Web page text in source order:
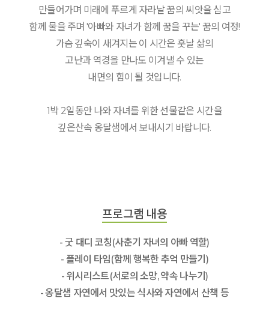
만들어가며 미래에 푸르게 자라날 꿈의 씨앗을 심고
함께 물을 주며 '아빠와 자녀가 함께 꿈을 꾸는' 꿈의 여정!
가슴 깊숙이 새겨지는 이 시간은 훗날 삶의
고난과 역경을 만나도 이겨낼 수 있는
내면의 힘이 될 것입니다.
1박 2일동안 나와 자녀를 위한 선물같은 시간을
깊은산속 옹달샘에서 보내시기 바랍니다.
프로그램 내용
- 굿 대디 코칭(사춘기 자녀의 아빠 역할)
- 플레이 타임(함께 행복한 추억 만들기)
- 위시리스트(서로의 소망, 약속 나누기)
- 옹달샘 자연에서 맛있는 식사와 자연에서 산책 등